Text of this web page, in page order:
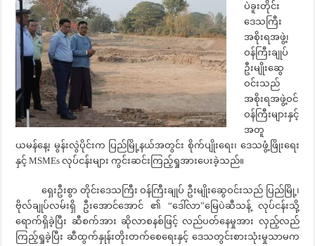
ပဲခူးတိုင်း
ဒေသကြီး
အစိုးရအဖွဲ့၊
ဝန်ကြီးချုပ်
ဦးမျိုးဆွေ
ဝင်းသည်
အစိုးရအဖွဲ့ဝင်
ဝန်ကြီးများနှင့်
အတူ
ယမန်နေ့၊ မွန်းလွဲပိုင်းက ပြည်မြို့နယ်အတွင်း စိုက်ပျိုးရေး၊ ဒေသဖွံ့ဖြိုးရေး
နှင့် MSMEs လုပ်ငန်းများ ကွင်းဆင်းကြည့်ရှုအားပေးခဲ့သည်။
ရှေးဦးစွာ တိုင်းဒေသကြီး ဝန်ကြီးချုပ် ဦးမျိုးဆွေဝင်းသည် ပြည်မြို့၊
ဗိုလ်ချုပ်လမ်းရှိ ဦးအောင်အောင် ၏ “ဒေါ်လာ”မြေပဲဆီသန့် လုပ်ငန်းသို့
ရောက်ရှိခဲ့ပြီး ဆီစက်အား ဆိုလာစနစ်ဖြင့် လည်ပတ်နေမှုအား လှည့်လည်
ကြည့်ရှုခဲ့ပြီး ဆီထွက်နှုန်းတိုးတက်စေရေးနှင့် ဒေသတွင်းစားသုံးမှုသာမက